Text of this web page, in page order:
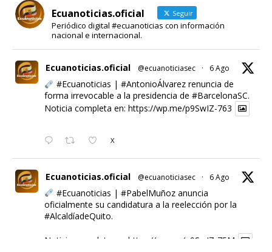
Ecuanoticias.oficial Seguir
Periódico digital #ecuanoticias con información
nacional e internacional.
Ecuanoticias.oficial @ecuanoticiasec · 6 Ago
#Ecuanoticias | #AntonioÁlvarezrenuncia de
forma irrevocable a la presidencia de #BarcelonaSC.
Noticia completa en: https://wp.me/p9SwIZ-763
X
Ecuanoticias.oficial @ecuanoticiasec · 6 Ago
#Ecuanoticias | #PabelMuñozanuncia
oficialmente su candidatura a la reelección por la
#AlcaldíadeQuito.
Noticia completa en: https://wp.me/p9SwIZ-75M